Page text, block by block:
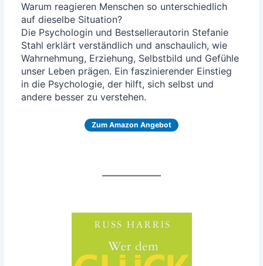
War­um reagie­ren Men­schen so unter­schied­lich
auf die­sel­be Situa­ti­on?
Die Psy­cho­lo­gin und Best­sel­ler­au­torin Ste­fa­nie
Stahl erklärt ver­ständ­lich und anschau­lich, wie
Wahr­neh­mung, Erzie­hung, Selbst­bild und Gefüh­le
unser Leben prä­gen. Ein fas­zi­nie­ren­der Ein­stieg
in die Psy­cho­lo­gie, der hilft, sich selbst und
ande­re bes­ser zu verstehen.
Zum Ama­zon Angebot